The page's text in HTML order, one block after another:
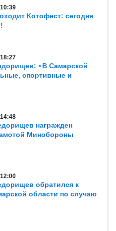
10:39
Котофест: сегодня
18:27
«В Самарской
спортивные и
14:48
награжден
Минобороны
12:00
обратился к
области по случаю